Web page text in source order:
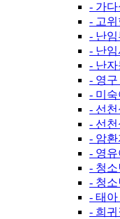
- 가
- 고
- 난임
- 난
- 난
- 영구
- 미
- 선
- 선천
- 암환
- 영
- 청
- 청
- 태
- 희